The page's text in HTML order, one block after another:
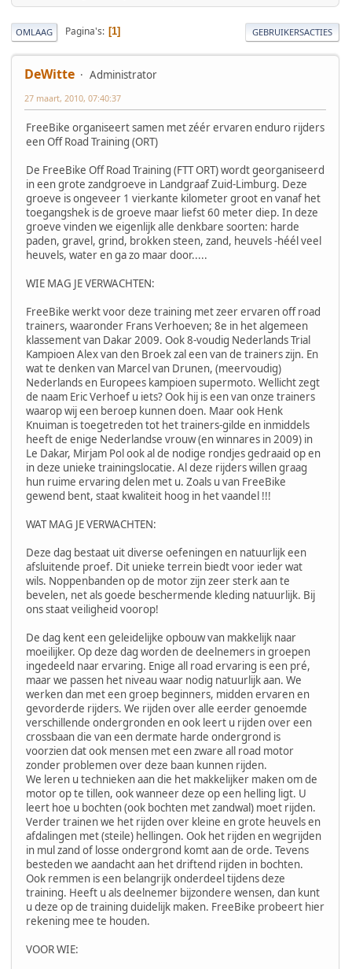
OMLAAG Pagina's 1 GEBRUIKERSACTIES
DeWitte Administrator
27 maart, 2010, 07:40:37
FreeBike organiseert samen met zéér ervaren enduro rijders
een Off Road Training (ORT)
De FreeBike Off Road Training (FTT ORT) wordt georganiseerd
in een grote zandgroeve in Landgraaf Zuid-Limburg. Deze
groeve is ongeveer 1 vierkante kilometer groot en vanaf het
toegangshek is de groeve maar liefst 60 meter diep. In deze
groeve vinden we eigenlijk alle denkbare soorten: harde
paden, gravel, grind, brokken steen, zand, heuvels -héél veel
heuvels, water en ga zo maar door.....
WIE MAG JE VERWACHTEN:
FreeBike werkt voor deze training met zeer ervaren off road
trainers, waaronder Frans Verhoeven; 8e in het algemeen
klassement van Dakar 2009. Ook 8-voudig Nederlands Trial
Kampioen Alex van den Broek zal een van de trainers zijn. En
wat te denken van Marcel van Drunen, (meervoudig)
Nederlands en Europees kampioen supermoto. Wellicht zegt
de naam Eric Verhoef u iets? Ook hij is een van onze trainers
waarop wij een beroep kunnen doen. Maar ook Henk
Knuiman is toegetreden tot het trainers-gilde en inmiddels
heeft de enige Nederlandse vrouw (en winnares in 2009) in
Le Dakar, Mirjam Pol ook al de nodige rondjes gedraaid op en
in deze unieke trainingslocatie. Al deze rijders willen graag
hun ruime ervaring delen met u. Zoals u van FreeBike
gewend bent, staat kwaliteit hoog in het vaandel !!!
WAT MAG JE VERWACHTEN:
Deze dag bestaat uit diverse oefeningen en natuurlijk een
afsluitende proef. Dit unieke terrein biedt voor ieder wat
wils. Noppenbanden op de motor zijn zeer sterk aan te
bevelen, net als goede beschermende kleding natuurlijk. Bij
ons staat veiligheid voorop!
De dag kent een geleidelijke opbouw van makkelijk naar
moeilijker. Op deze dag worden de deelnemers in groepen
ingedeeld naar ervaring. Enige all road ervaring is een pré,
maar we passen het niveau waar nodig natuurlijk aan. We
werken dan met een groep beginners, midden ervaren en
gevorderde rijders. We rijden over alle eerder genoemde
verschillende ondergronden en ook leert u rijden over een
crossbaan die van een dermate harde ondergrond is
voorzien dat ook mensen met een zware all road motor
zonder problemen over deze baan kunnen rijden.
We leren u technieken aan die het makkelijker maken om de
motor op te tillen, ook wanneer deze op een helling ligt. U
leert hoe u bochten (ook bochten met zandwal) moet rijden.
Verder trainen we het rijden over kleine en grote heuvels en
afdalingen met (steile) hellingen. Ook het rijden en wegrijden
in mul zand of losse ondergrond komt aan de orde. Tevens
besteden we aandacht aan het driftend rijden in bochten.
Ook remmen is een belangrijk onderdeel tijdens deze
training. Heeft u als deelnemer bijzondere wensen, dan kunt
u deze op de training duidelijk maken. FreeBike probeert hier
rekening mee te houden.
VOOR WIE: